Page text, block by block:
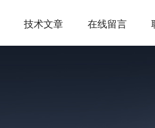
技术文章 在线留言